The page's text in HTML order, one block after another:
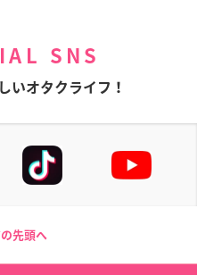
SNS
いオタクライフ！
先頭へ